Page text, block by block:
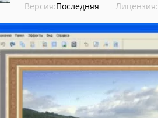
Версия:Последняя Лицензия: